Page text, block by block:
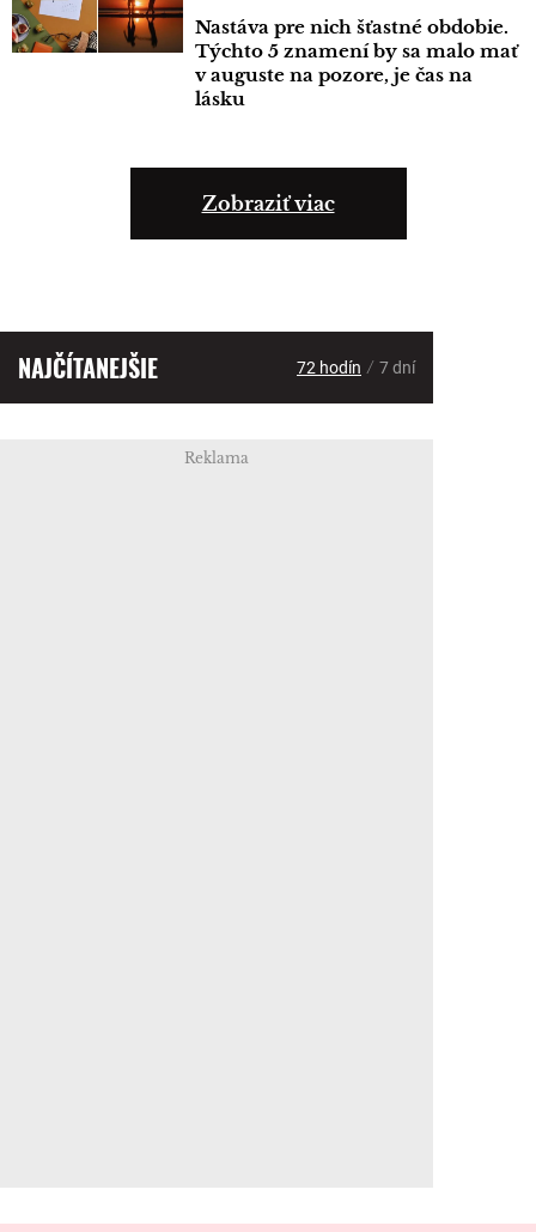
Nastáva pre nich šťastné obdobie.
Týchto 5 znamení by sa malo mať
v auguste na pozore, je čas na
lásku
Zobraziť viac
NAJČÍTANEJŠIE 72 hodín / 7 dní
Reklama